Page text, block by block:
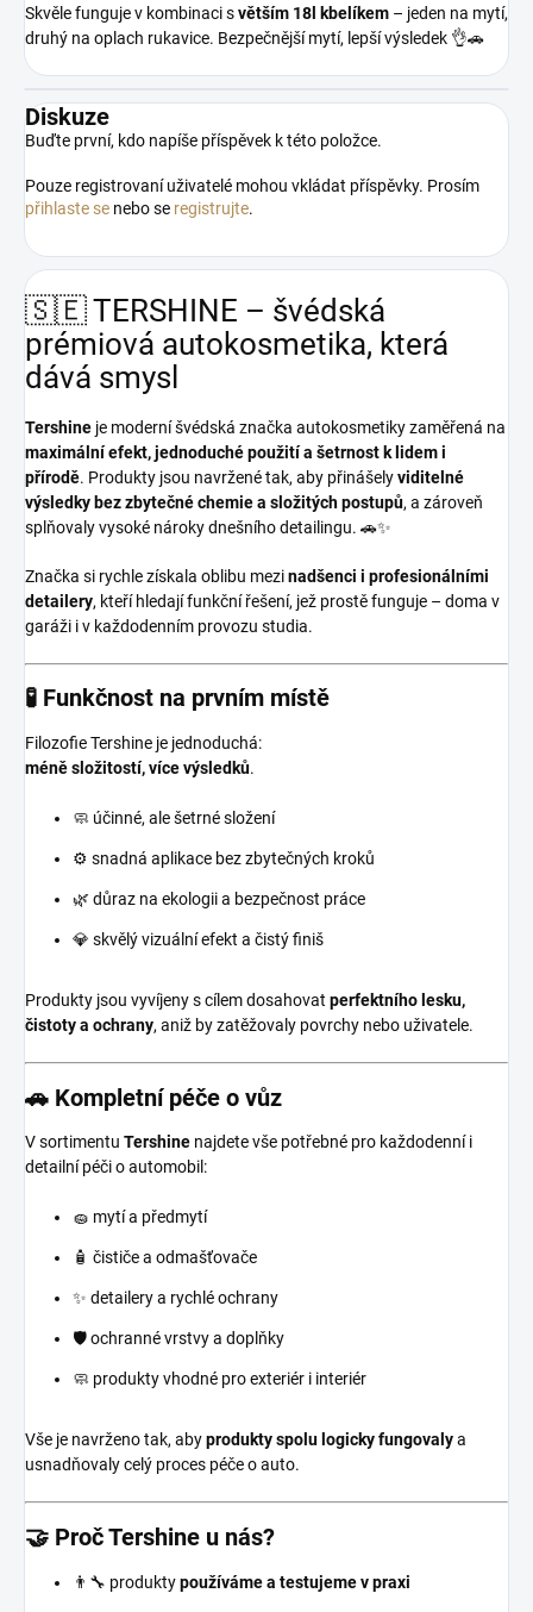
Skvěle funguje v kombinaci světším 18l kbelíkem – jeden na mytí,
druhý na oplach rukavice. Bezpečnější mytí, lepší výsledek 👌🚗
Diskuze
Buďte první, kdo napíše příspěvek k této položce.
Pouze registrovaní uživatelé mohou vkládat příspěvky. Prosím
přihlaste se nebo se registrujte.
🇸🇪 TERSHINE – švédská
prémiová autokosmetika, která
dává smysl
Tershine je moderní švédská značka autokosmetiky zaměřená na
maximální efekt, jednoduché použití a šetrnost k lidem i
přírodě. Produkty jsou navržené tak, aby přinášelyviditelné
výsledky bez zbytečné chemie a složitých postupů, a zároveň
splňovaly vysoké nároky dnešního detailingu. 🚗✨
Značka si rychle získala oblibu mezinadšenci i profesionálními
detailery, kteří hledají funkční řešení, jež prostě funguje – doma v
garáži i v každodenním provozu studia.
🧪 Funkčnost na prvním místě
Filozofie Tershine je jednoduchá:
méně složitostí, více výsledků.
🧼 účinné, ale šetrné složení
⚙️ snadná aplikace bez zbytečných kroků
🌿 důraz na ekologii a bezpečnost práce
💎 skvělý vizuální efekt a čistý finiš
Produkty jsou vyvíjeny s cílem dosahovat perfektního lesku,
čistoty a ochrany, aniž by zatěžovaly povrchy nebo uživatele.
🚗 Kompletní péče o vůz
V sortimentu Tershine najdete vše potřebné pro každodenní i
detailní péči o automobil:
🧽 mytí a předmytí
🧴 čističe a odmašťovače
✨ detailery a rychlé ochrany
🛡️ ochranné vrstvy a doplňky
🧼 produkty vhodné pro exteriér i interiér
Vše je navrženo tak, abyprodukty spolu logicky fungovalya
usnadňovaly celý proces péče o auto.
🤝 Proč Tershine u nás?
👨‍🔧 produktypoužíváme a testujeme v praxi